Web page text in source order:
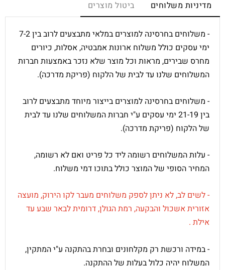
מדיניות משלוחים ביטול מוצרים
- משלוחים בחרסינה למוצרים במלאי מתבצעים לרוב בין 7-2
ימי עסקים כולל משלוח ארונות אמבטיה, אסלות, כיורים
מחרס שבירים, מראות וכל מוצר שלא נזכר באמצעות חברות
המשלוחים שלנו עד לבית של הלקוח (פריקת מדרכה).
- משלוחים בחרסינה למוצרים בייצור מיוחד מתבצעים לרוב
בין 21-19 ימי עסקים ע"י חברות המשלוחים שלנו עד לבית
של הלקוח (פריקת מדרכה).
- עלות המשלוחים רשומה ליד כל פריט ואם לא רשומה,
המחיר הסופי של המוצר כולל בתוכו דמי משלוח.
- לשים לב, לא ניתן לספק משלוחים מעבר לקו הירוק, מועצה
אזורית אשכול והבקעה, רמת הגולן,דרומית לבאר שבע עד
אילת .
- במידה ורכשת רק מקלחונים ובחרת בהתקנה ע"י המתקין,
המשלוח יהיה כלול בעלות של ההתקנה.